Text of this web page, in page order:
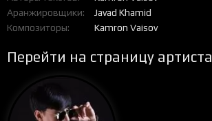
Аранжировщики
Javad Khamid
Композиторы
Kamron Vaisov
Перейти на страницу артиста